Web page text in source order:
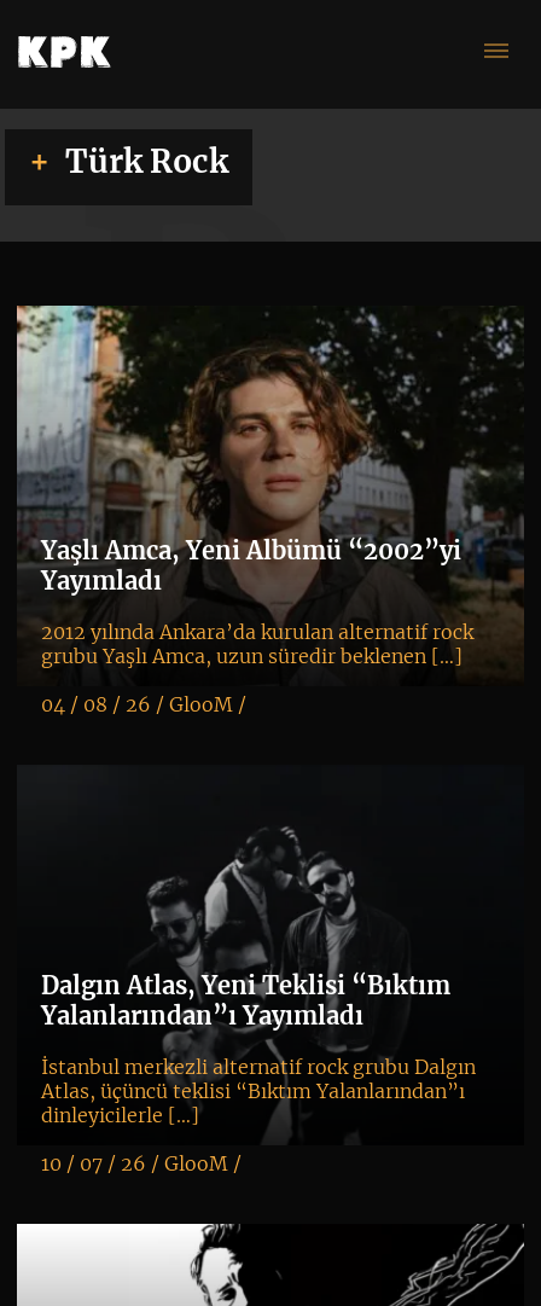
Türk Rock
Yaşlı Amca, Yeni Albümü “2002”yi
Yayımladı
2012 yılında Ankara’da kurulan alternatif rock
grubu Yaşlı Amca, uzun süredir beklenen […]
04 / 08 / 26 / GlooM/
Dalgın Atlas, Yeni Teklisi “Bıktım
Yalanlarından”ı Yayımladı
İstanbul merkezli alternatif rock grubu Dalgın
Atlas, üçüncü teklisi “Bıktım Yalanlarından”ı
dinleyicilerle […]
10 / 07 / 26 / GlooM/